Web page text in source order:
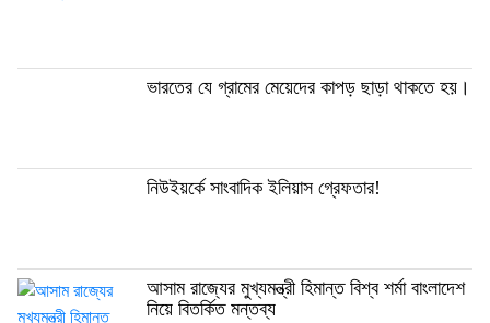
ভারতের যে গ্রামের মেয়েদের কাপড় ছাড়া থাকতে হয়।
নিউইয়র্কে সাংবাদিক ইলিয়াস গ্রেফতার!
আসাম রাজ্যের মুখ্যমন্ত্রী হিমান্ত বিশ্ব শর্মা বাংলাদেশ
নিয়ে বিতর্কিত মন্তব্য